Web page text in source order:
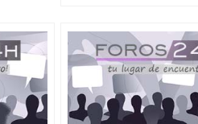
微信：551190476 圣
学毕业证（San Jose State
学成绩单（San Jose State
学成绩单（San Jose State
州立大学（San Jose State
学（ San Jose State University）